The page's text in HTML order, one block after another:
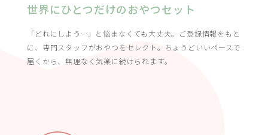
世界にひとつだけのおやつセット
「どれにしよう…」と悩まなくても大丈夫。ご登録情報をもと
に、専門スタッフがおやつをセレクト。ちょうどいいペースで
届くから、無理なく気楽に続けられます。